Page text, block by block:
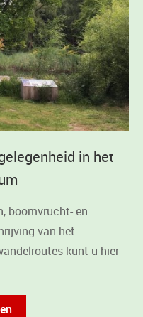
in het
boomvrucht- en
van het
kunt u hier